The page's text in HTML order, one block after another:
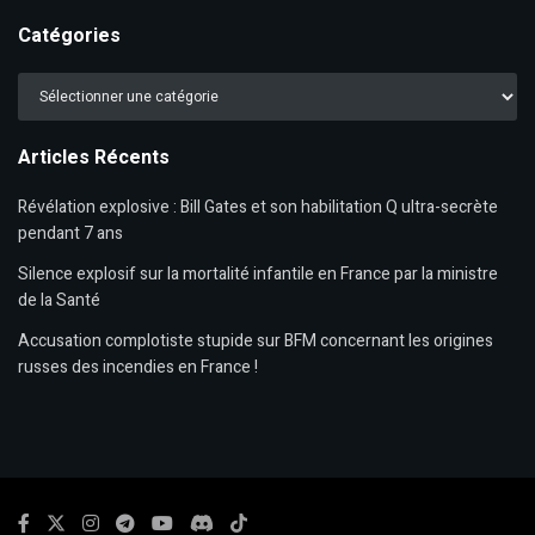
Catégories
Catégories
Articles Récents
Révélation explosive : Bill Gates et son habilitation Q ultra-secrète
pendant 7 ans
Silence explosif sur la mortalité infantile en France par la ministre
de la Santé
Accusation complotiste stupide sur BFM concernant les origines
russes des incendies en France !